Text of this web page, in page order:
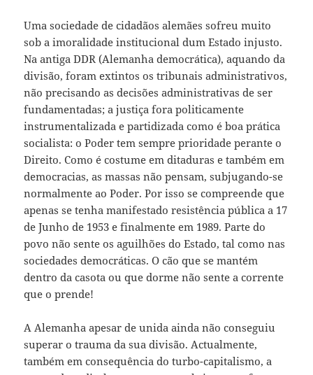
Uma sociedade de cidadãos alemães sofreu muito
sob a imoralidade institucional dum Estado injusto.
Na antiga DDR (Alemanha democrática), aquando da
divisão, foram extintos os tribunais administrativos,
não precisando as decisões administrativas de ser
fundamentadas; a justiça fora politicamente
instrumentalizada e partidizada como é boa prática
socialista: o Poder tem sempre prioridade perante o
Direito. Como é costume em ditaduras e também em
democracias, as massas não pensam, subjugando-se
normalmente ao Poder. Por isso se compreende que
apenas se tenha manifestado resistência pública a 17
de Junho de 1953 e finalmente em 1989. Parte do
povo não sente os aguilhões do Estado, tal como nas
sociedades democráticas. O cão que se mantém
dentro da casota ou que dorme não sente a corrente
que o prende!
A Alemanha apesar de unida ainda não conseguiu
superar o trauma da sua divisão. Actualmente,
também em consequência do turbo-capitalismo, a